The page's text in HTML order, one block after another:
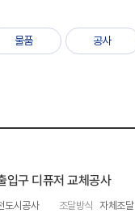
물품 공사
입구 디퓨저 교체공사
도시공사 조달방식 자체조달